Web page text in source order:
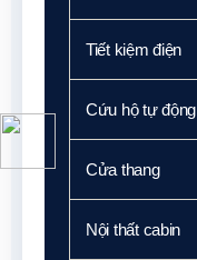
Tiết kiệm điện
Cứu hộ tự động
Cửa thang
Nội thất cabin